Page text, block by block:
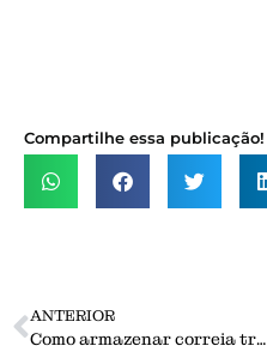
Compartilhe essa publicação!
ANTERIOR
Como armazenar correia transportadora